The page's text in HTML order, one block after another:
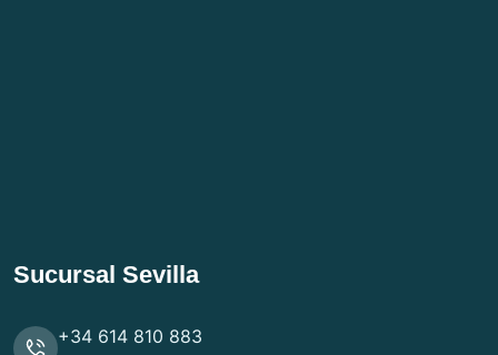
Sucursal Sevilla
+34 614 810 883